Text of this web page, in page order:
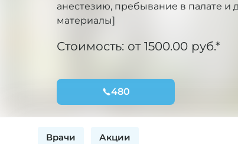
анестезию, пребывание в палате и
материалы]
Стоимость: от 1500.00 руб.*
480
Врачи Акции